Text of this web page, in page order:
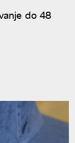
do 48